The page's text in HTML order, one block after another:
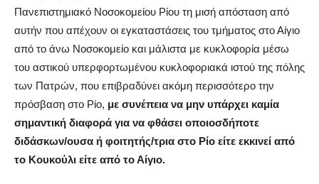
Πανεπιστημιακό Νοσοκομείου Ρίου τη μισή απόσταση από
αυτήν που απέχουν οι εγκαταστάσεις του τμήματος στο Αίγιο
από το άνω Νοσοκομείο και μάλιστα με κυκλοφορία μέσω
του αστικού υπερφορτωμένου κυκλοφοριακά ιστού της πόλης
των Πατρών, που επιβραδύνει ακόμη περισσότερο την
πρόσβαση στο Ρίο, με συνέπεια να μην υπάρχει καμία
σημαντική διαφορά για να φθάσει οποιοσδήποτε
διδάσκων/ουσα ή φοιτητής/τρια στο Ρίο είτε εκκινεί από
το Κουκούλι είτε από το Αίγιο.